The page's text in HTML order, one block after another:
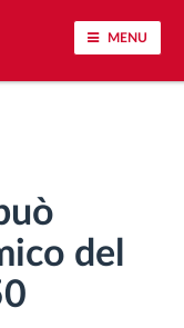
MENU
del